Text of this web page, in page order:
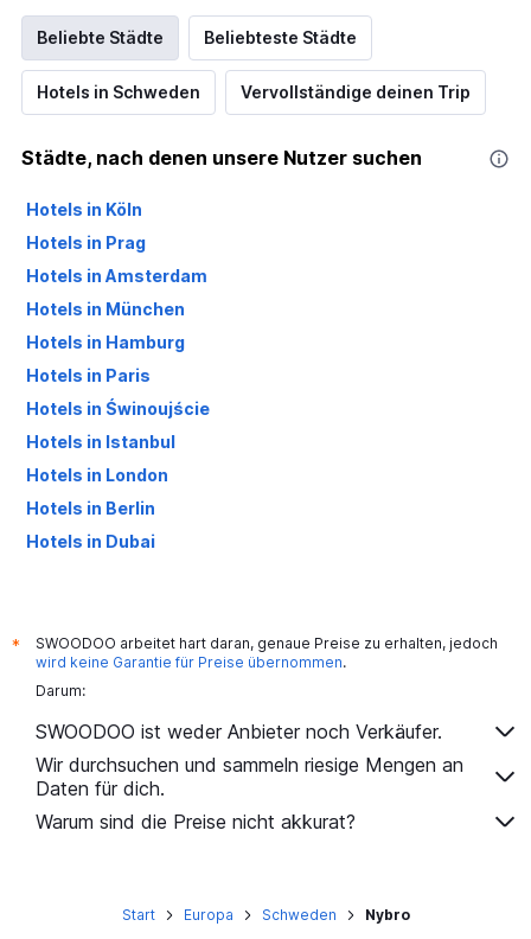
Beliebte Städte Beliebteste Städte
Hotels in Schweden Vervollständige deinen Trip
Städte, nach denen unsere Nutzer suchen
Hotels in Köln
Hotels in Prag
Hotels in Amsterdam
Hotels in München
Hotels in Hamburg
Hotels in Paris
Hotels in Świnoujście
Hotels in Istanbul
Hotels in London
Hotels in Berlin
Hotels in Dubai
*
SWOODOO arbeitet hart daran, genaue Preise zu erhalten, jedoch
wird keine Garantie für Preise übernommen.
Darum:
SWOODOO ist weder Anbieter noch Verkäufer.
Wir durchsuchen und sammeln riesige Mengen an
Daten für dich.
Warum sind die Preise nicht akkurat?
Start Europa Schweden Nybro